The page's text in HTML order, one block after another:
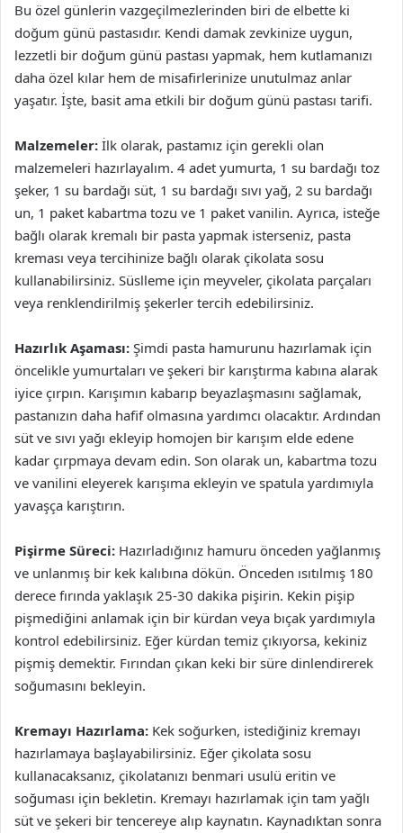
Bu özel günlerin vazgeçilmezlerinden biri de elbette ki
doğum günü pastasıdır. Kendi damak zevkinize uygun,
lezzetli bir doğum günü pastası yapmak, hem kutlamanızı
daha özel kılar hem de misafirlerinize unutulmaz anlar
yaşatır. İşte, basit ama etkili bir doğum günü pastası tarifi.
Malzemeler: İlk olarak, pastamız için gerekli olan
malzemeleri hazırlayalım. 4 adet yumurta, 1 su bardağı toz
şeker, 1 su bardağı süt, 1 su bardağı sıvı yağ, 2 su bardağı
un, 1 paket kabartma tozu ve 1 paket vanilin. Ayrıca, isteğe
bağlı olarak kremalı bir pasta yapmak isterseniz, pasta
kreması veya tercihinize bağlı olarak çikolata sosu
kullanabilirsiniz. Süslleme için meyveler, çikolata parçaları
veya renklendirilmiş şekerler tercih edebilirsiniz.
Hazırlık Aşaması: Şimdi pasta hamurunu hazırlamak için
öncelikle yumurtaları ve şekeri bir karıştırma kabına alarak
iyice çırpın. Karışımın kabarıp beyazlaşmasını sağlamak,
pastanızın daha hafif olmasına yardımcı olacaktır. Ardından
süt ve sıvı yağı ekleyip homojen bir karışım elde edene
kadar çırpmaya devam edin. Son olarak un, kabartma tozu
ve vanilini eleyerek karışıma ekleyin ve spatula yardımıyla
yavaşça karıştırın.
Pişirme Süreci: Hazırladığınız hamuru önceden yağlanmış
ve unlanmış bir kek kalıbına dökün. Önceden ısıtılmış 180
derece fırında yaklaşık 25-30 dakika pişirin. Kekin pişip
pişmediğini anlamak için bir kürdan veya bıçak yardımıyla
kontrol edebilirsiniz. Eğer kürdan temiz çıkıyorsa, kekiniz
pişmiş demektir. Fırından çıkan keki bir süre dinlendirerek
soğumasını bekleyin.
Kremayı Hazırlama: Kek soğurken, istediğiniz kremayı
hazırlamaya başlayabilirsiniz. Eğer çikolata sosu
kullanacaksanız, çikolatanızı benmari usulü eritin ve
soğuması için bekletin. Kremayı hazırlamak için tam yağlı
süt ve şekeri bir tencereye alıp kaynatın. Kaynadıktan sonra